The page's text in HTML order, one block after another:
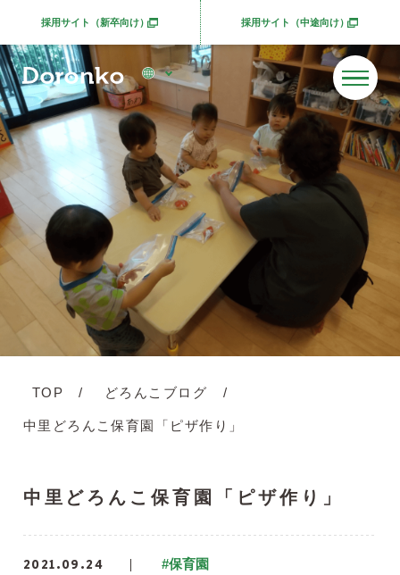
採用サイト（新卒向け）別ウィンドウで開きます 採用サイト（中途向け）別ウィンドウで開きま
TOP どろんこブログ
中里どろんこ保育園「ピザ作り」
中里どろんこ保育園「ピザ作り」
2021.09.24 #保育園